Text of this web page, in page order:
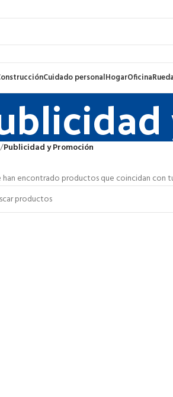
Cuidado personalHogarOficina
/Publicidad y Promoción
han encontrado productos que coincidan con